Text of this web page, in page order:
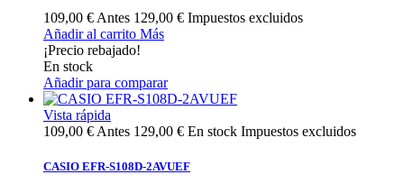
109,00 € Antes 129,00 € Impuestos excluidos
Añadir al carrito Más
¡Precio rebajado!
En stock
Añadir para comparar
Vista rápida
109,00 € Antes 129,00 € En stock Impuestos excluidos
CASIO EFR-S108D-2AVUEF